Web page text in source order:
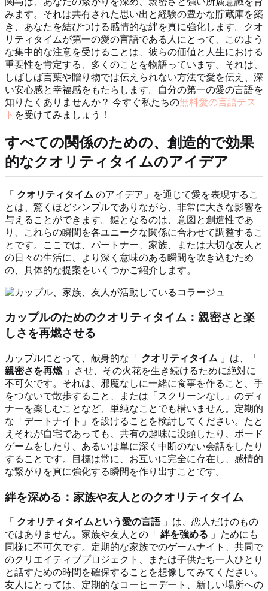
みます。それは共有された思い出と経験の豊かな貯蔵庫を築
き、あなたを結びつける感情的な絆を真に強化します。クオ
リティタイムが第一の愛の言語である人にとって、このよう
な集中的な注意を受けることは、彼らの価値と人生における
重要性を肯定する、多くのことを物語っています。それは、
しばしば言葉や贈り物では伝えられない方法で愛を伝え、深
い安心感と幸福感をもたらします。自分の第一の愛の言語を
知りたくありませんか？ 今すぐ私たちの無料愛の言語テス
ト を受けてみましょう！
すべての関係のための、創造的で効果
的なクオリティタイムのアイデア
「 クオリティタイム のアイデア」を通じて愛を表現するこ
とは、驚くほどシンプルでありながら、非常に大きな影響を
与えることができます。鍵となるのは、意図と創造性であ
り、これらの瞬間を各ユニークな関係に合わせて調整するこ
とです。ここでは、パートナー、家族、または大切な友人と
の日々の生活に、より深く意味のある瞬間を吹き込むため
の、具体的な提案をいくつかご紹介します。
カップルのためのクオリティタイム：親密さと楽
しさを再燃させる
カップルにとって、献身的な「 クオリティタイム 」は、「
親密さを再燃」させ、その火花を生き続けるために絶対に
不可欠です。それは、邪魔なしに一緒に食事を作ること、手
をつないで散歩すること、または「スクリーンなし」のディ
ナーを楽しむことなど、単純なことでも構いません。定期的
な「デートナイト」を設けることを検討してください。たと
えそれが自宅であっても、共有の趣味に没頭したり、ボード
ゲームをしたり、あるいは単に深く中断のない会話をしたり
することです。目標は常に、お互いに完全に存在し、感情的
な繋がりを真に強化する瞬間を作り出すことです。
絆を深める：家族や友人とのクオリティタイム
「 クオリティタイムという愛の言語」は、恋人だけのもの
ではありません。家族や友人との「 絆を強める 」ためにも
同様に不可欠です。定期的な家族でのゲームナイト、共同で
のクリエイティブプロジェクト、または子供たち一人ひとり
と話すための時間を確保することを想像してみてください。
友人にとっては、定期的なコーヒーデート、新しい場所への